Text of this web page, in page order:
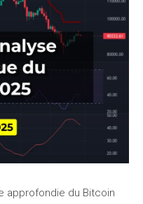
approfondie du Bitcoin